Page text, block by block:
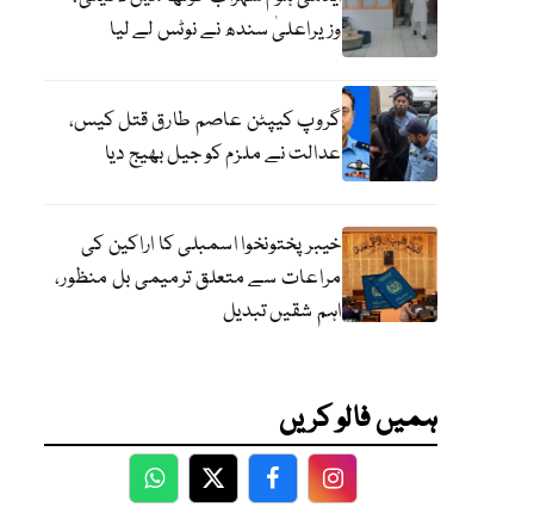
وزیراعلیٰ سندھ نے نوٹس لے لیا
گروپ کیپٹن عاصم طارق قتل کیس،
عدالت نے ملزم کو جیل بھیج دیا
خیبرپختونخوا اسمبلی کا اراکین کی
مراعات سے متعلق ترمیمی بل منظور،
اہم شقیں تبدیل
ہمیں فالو کریں
WhatsApp
TwitterFacebookFacebook